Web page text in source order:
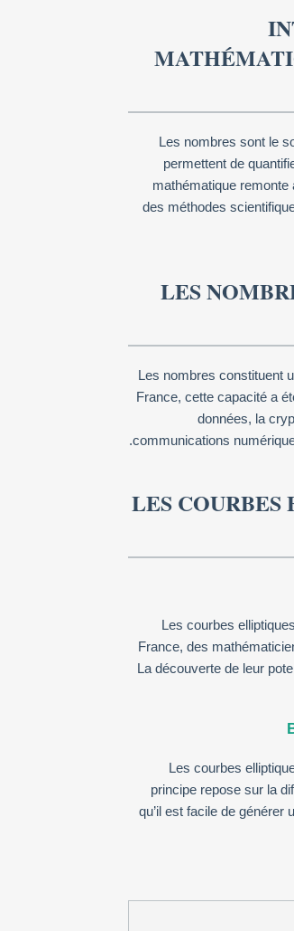
Les nombres sont le
permettent de
mathématique remonte
des méthodes
LES
Les nombres constituent
France, cette capacité a
données, la
communications
LES
Les courbes
France, des
La découverte de leur
Les courbes
principe repose sur la
qu’il est facile de générer